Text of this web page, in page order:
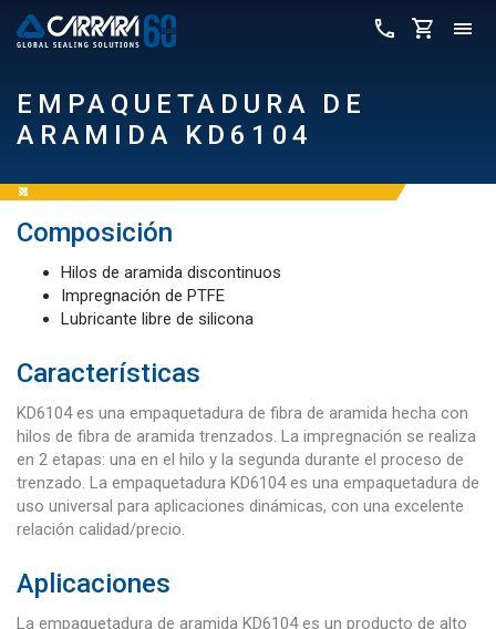
EMPAQUETADURA DE
ARAMIDA KD6104
Composición
Hilos de aramida discontinuos
Impregnación de PTFE
Lubricante libre de silicona
Características
KD6104 es una empaquetadura de fibra de aramida hecha con
hilos de fibra de aramida trenzados. La impregnación se realiza
en 2 etapas: una en el hilo y la segunda durante el proceso de
trenzado. La empaquetadura KD6104 es una empaquetadura de
uso universal para aplicaciones dinámicas, con una excelente
relación calidad/precio.
Aplicaciones
La empaquetadura de aramida KD6104 es un producto de alto